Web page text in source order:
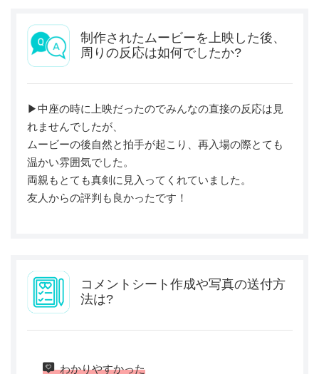
制作されたムービーを上映した後、
周りの反応は如何でしたか?
▶︎中座の時に上映だったのでみんなの直接の反応は見
れませんでしたが、
ムービーの後自然と拍手が起こり、再入場の際とても
温かい雰囲気でした。
両親もとても真剣に見入ってくれていました。
友人からの評判も良かったです！
コメントシート作成や写真の送付方
法は?
わかりやすかった